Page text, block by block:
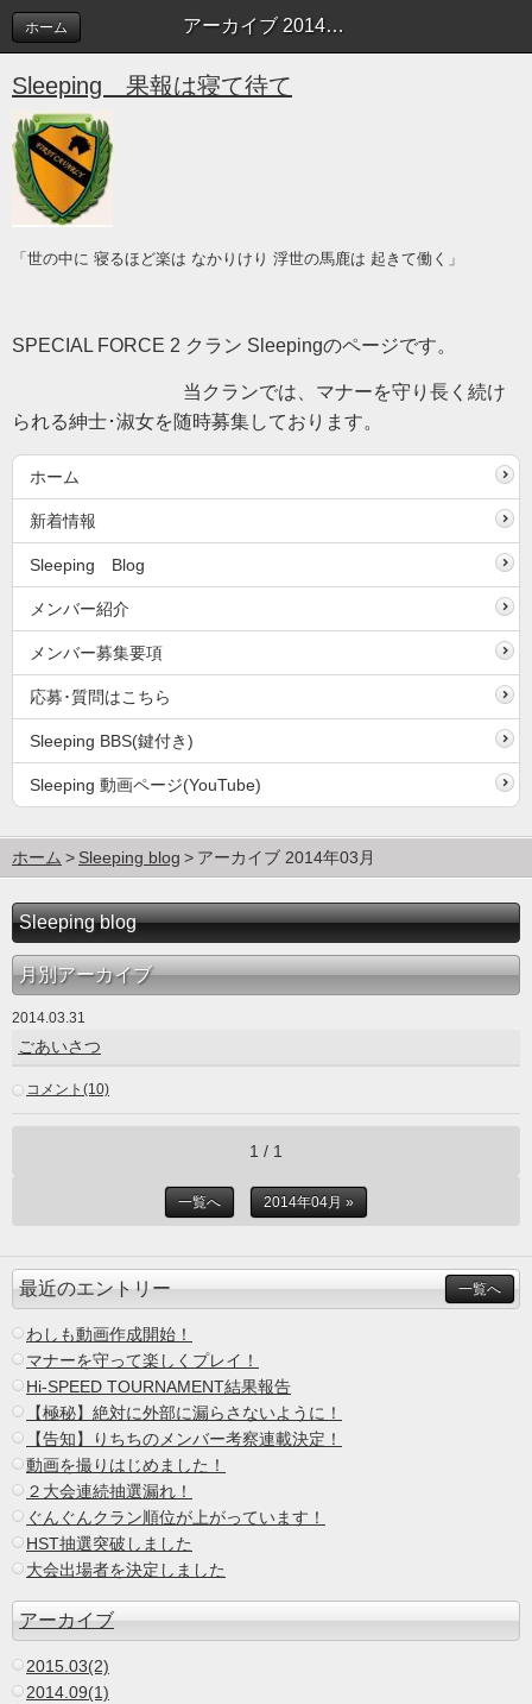
アーカイブ 2014年03月 | Sleeping blog
ホーム
Sleeping 果報は寝て待て
「世の中に 寝るほど楽は なかりけり 浮世の馬鹿は 起きて働く」
SPECIAL FORCE 2 クラン Sleepingのページです。
当クランでは、マナーを守り長く続け
られる紳士･淑女を随時募集しております。
ホーム
新着情報
Sleeping Blog
メンバー紹介
メンバー募集要項
応募･質問はこちら
Sleeping BBS(鍵付き)
Sleeping 動画ページ(YouTube)
ホーム Sleeping blog アーカイブ 2014年03月
Sleeping blog
月別アーカイブ
2014.03.31
ごあいさつ
コメント(10)
1 / 1
一覧へ 2014年04月 »
最近のエントリー 一覧へ
わしも動画作成開始！
マナーを守って楽しくプレイ！
Hi-SPEED TOURNAMENT結果報告
【極秘】絶対に外部に漏らさないように！
【告知】りちちのメンバー考察連載決定！
動画を撮りはじめました！
２大会連続抽選漏れ！
ぐんぐんクラン順位が上がっています！
HST抽選突破しました
大会出場者を決定しました
アーカイブ
2015.03(2)
2014.09(1)